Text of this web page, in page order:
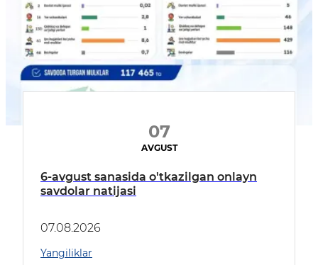
07
AVGUST
6-avgust sanasida o'tkazilgan onlayn
savdolar natijasi
07.08.2026
Yangiliklar